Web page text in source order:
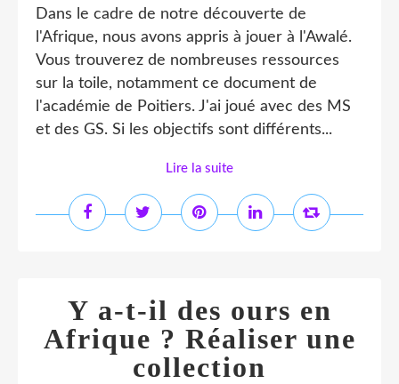
Dans le cadre de notre découverte de
l'Afrique, nous avons appris à jouer à l'Awalé.
Vous trouverez de nombreuses ressources
sur la toile, notamment ce document de
l'académie de Poitiers. J'ai joué avec des MS
et des GS. Si les objectifs sont différents...
Lire la suite
Y a-t-il des ours en
Afrique ? Réaliser une
collection